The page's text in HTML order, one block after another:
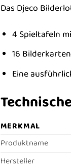
Das Djeco
4 Spieltafeln
16 Bilderkarten
Eine
MERKMAL
Produktname
Hersteller